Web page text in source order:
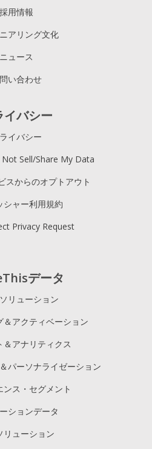
データ
リューション
＆アクティベーション
＆アナリティクス
パーソナライゼーション
ンス・セグメント
ションデータ
リューション
採用情報
アリング文化
ニュース
い合わせ
イバシー
イバシー
Sell/Share My Data
スからのオプトアウト
シャー利用規約
Privacy Request